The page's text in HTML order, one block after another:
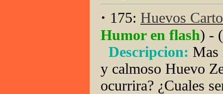
· 175: Huevos
Humor en flash) - (
Descripcion: Mas
y calmoso Huevo
ocurrira? ¿Cuales